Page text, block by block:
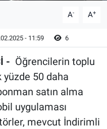
A- A+
- 11:59 6
- Öğrencilerin toplu
yüzde 50 daha
satın alma
uygulaması
mevcut İndirimli